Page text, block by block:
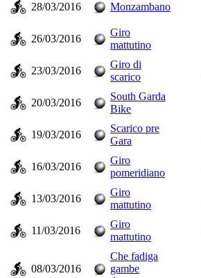
28/03/2016 Monzambano
26/03/2016
Giro
mattutino
23/03/2016
Giro di
scarico
20/03/2016
South Garda
Bike
19/03/2016
Scarico pre
Gara
16/03/2016
Giro
pomeridiano
13/03/2016
Giro
mattutino
11/03/2016
Giro
mattutino
08/03/2016
Che fadiga
gambe